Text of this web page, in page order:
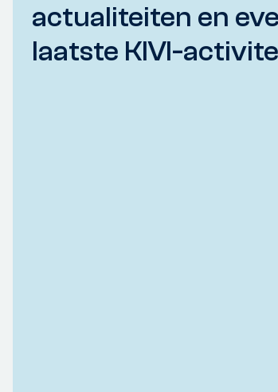
actualiteiten en
laatste KIVI-